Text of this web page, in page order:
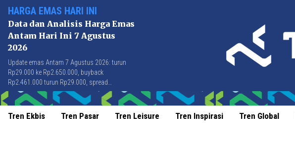
HARGA EMAS HARI INI
Data dan Analisis Harga Emas
Antam Hari Ini 7 Agustus
2026
Update emas Antam 7 Agustus 2026: turun
Rp29.000 ke Rp2.650.000, buyback
Rp2.461.000 turun Rp29.000, spread
Rp189.000 stabil di level terbaik sejak April
2026.
Tren Ekbis Tren Pasar Tren Leisure Tren Inspirasi Tren Global